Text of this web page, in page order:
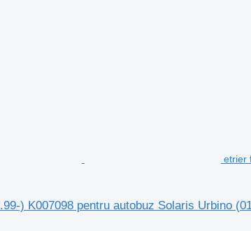
etrier
) K007098 pentru autobuz Solaris Urbino